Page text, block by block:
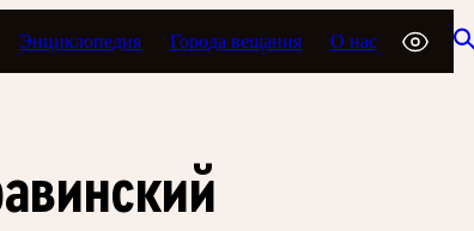
Энциклопедия Города вещания О нас